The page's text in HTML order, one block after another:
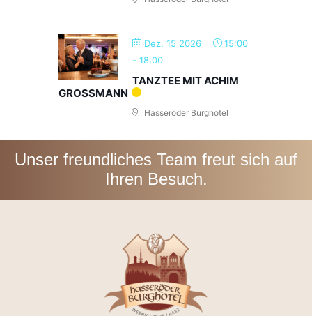
Dez. 15 2026
15:00
- 18:00
TANZTEE MIT ACHIM
GROSSMANN
Hasseröder Burghotel
Unser freundliches Team freut sich auf
Ihren Besuch.